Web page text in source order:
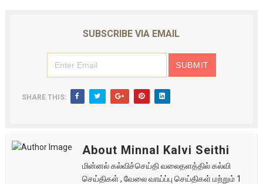
SUBSCRIBE VIA EMAIL
SHARE THIS:
About Minnal Kalvi Seithi
மின்னல் கல்விச்செய்தி வலைதளத்தில் கல்வி
செய்திகள் , வேலை வாய்ப்பு செய்திகள் மற்றும் 1